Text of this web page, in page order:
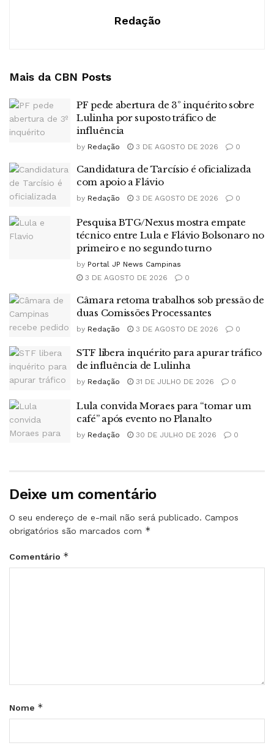
Redação
Mais da CBN Posts
PF pede abertura de 3º inquérito sobre
Lulinha por suposto tráfico de
influência
by Redação 3 DE AGOSTO DE 2026 0
Candidatura de Tarcísio é oficializada
com apoio a Flávio
by Redação 3 DE AGOSTO DE 2026 0
Pesquisa BTG/Nexus mostra empate
técnico entre Lula e Flávio Bolsonaro no
primeiro e no segundo turno
by Portal JP News Campinas
3 DE AGOSTO DE 2026
0
Câmara retoma trabalhos sob pressão de
duas Comissões Processantes
by Redação 3 DE AGOSTO DE 2026 0
STF libera inquérito para apurar tráfico
de influência de Lulinha
by Redação 31 DE JULHO DE 2026 0
Lula convida Moraes para “tomar um
café” após evento no Planalto
by Redação 30 DE JULHO DE 2026 0
Deixe um comentário
O seu endereço de e-mail não será publicado. Campos
obrigatórios são marcados com *
Comentário *
Nome *